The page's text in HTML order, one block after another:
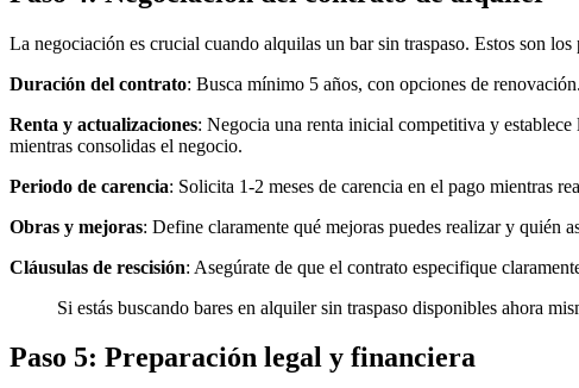
La negociación es crucial cuando alquilas un bar sin traspaso. Estos son los
Duración del contrato: Busca mínimo 5 años, con opciones de
Renta y actualizaciones: Negocia una renta inicial competitiva y
mientras consolidas el negocio.
Periodo de carencia: Solicita 1-2 meses de carencia en el pago mientras
Obras y mejoras: Define claramente qué mejoras puedes realizar y quién
Cláusulas de rescisión: Asegúrate de que el contrato especifique
Si estás buscando bares en alquiler sin traspaso disponibles ahora
Paso 5: Preparación legal y financiera